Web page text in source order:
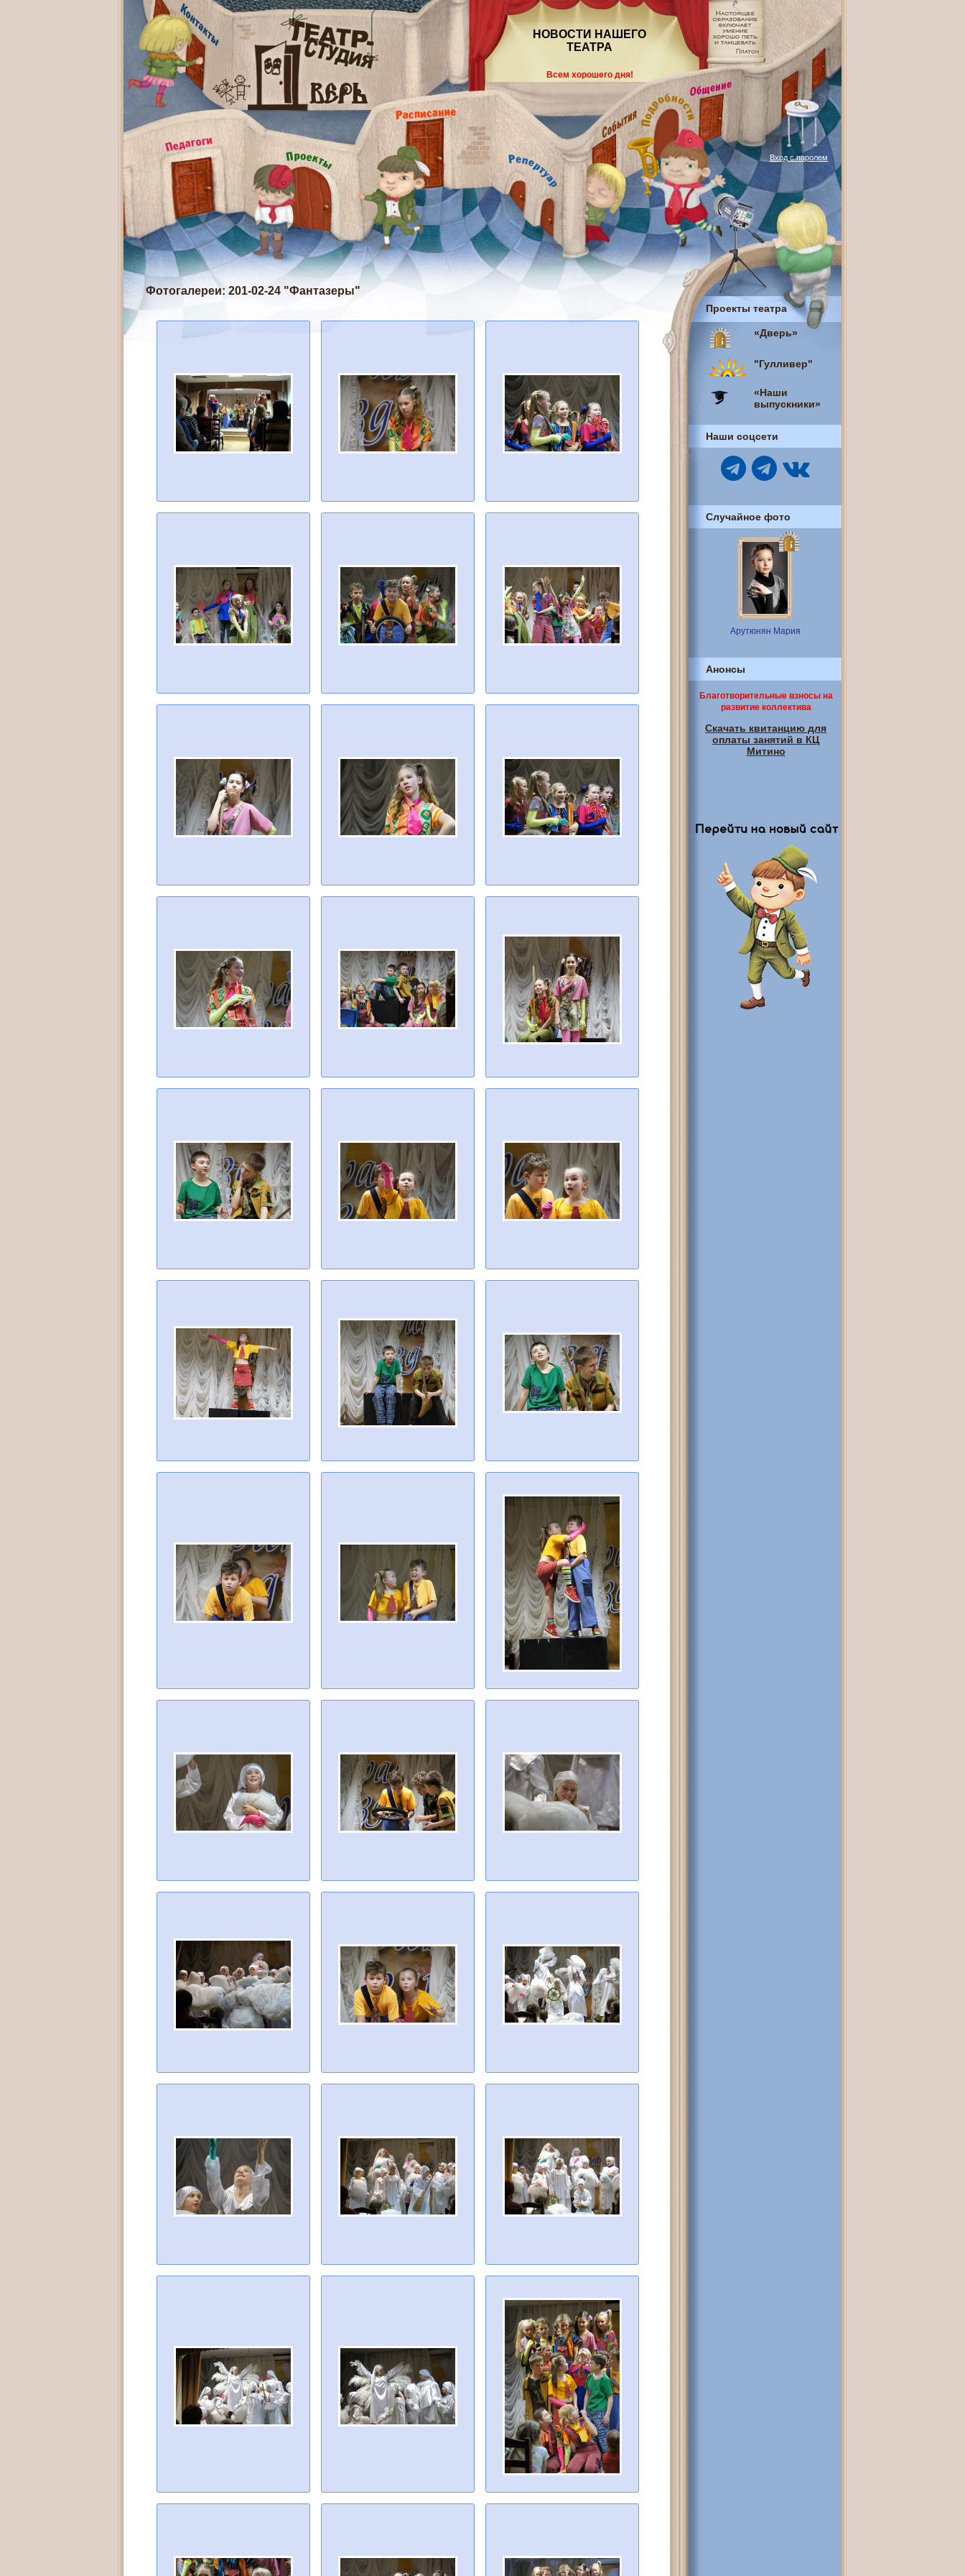
НОВОСТИ НАШЕГО
ТЕАТРА
Всем хорошего дня!
Вход с паролем
Фотогалереи: 201-02-24 "Фантазеры"
Проекты театра
«Дверь»
"Гулливер"
«Наши
выпускники»
Наши соцсети
Случайное фото
Арутюнян Мария
Анонсы
Благотворительные взносы на
развитие коллектива
Скачать квитанцию для
оплаты занятий в КЦ
Митино